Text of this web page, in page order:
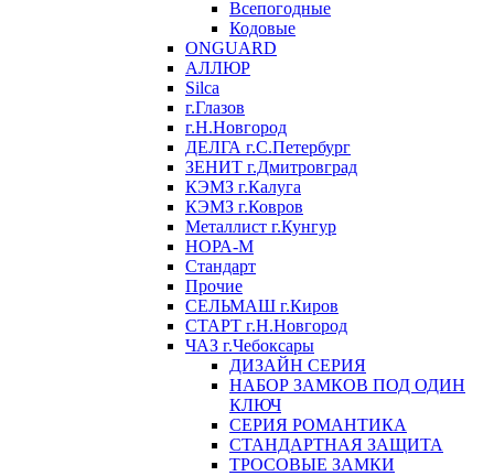
Всепогодные
Кодовые
ONGUARD
АЛЛЮР
Silca
г.Глазов
г.Н.Новгород
ДЕЛГА г.С.Петербург
ЗЕНИТ г.Дмитровград
КЭМЗ г.Калуга
КЭМЗ г.Ковров
Металлист г.Кунгур
НОРА-М
Стандарт
Прочие
СЕЛЬМАШ г.Киров
СТАРТ г.Н.Новгород
ЧАЗ г.Чебоксары
ДИЗАЙН СЕРИЯ
НАБОР ЗАМКОВ ПОД ОДИН
КЛЮЧ
СЕРИЯ РОМАНТИКА
СТАНДАРТНАЯ ЗАЩИТА
ТРОСОВЫЕ ЗАМКИ